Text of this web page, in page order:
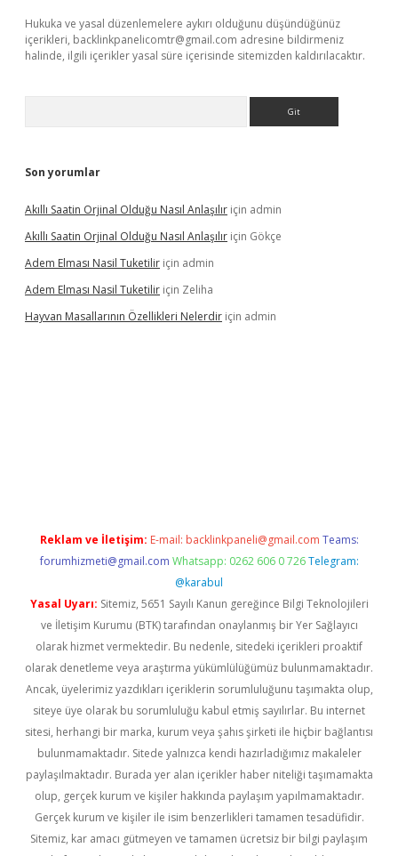
Hukuka ve yasal düzenlemelere aykırı olduğunu düşündüğünüz
içerikleri, backlinkpanelicomtr@gmail.com adresine bildirmeniz
halinde, ilgili içerikler yasal süre içerisinde sitemizden kaldırılacaktır.
Son yorumlar
Akıllı Saatin Orjinal Olduğu Nasıl Anlaşılır için admin
Akıllı Saatin Orjinal Olduğu Nasıl Anlaşılır için Gökçe
Adem Elması Nasil Tuketilir için admin
Adem Elması Nasil Tuketilir için Zeliha
Hayvan Masallarının Özellikleri Nelerdir için admin
Reklam ve İletişim: E-mail: backlinkpaneli@gmail.com Teams:
forumhizmeti@gmail.com Whatsapp: 0262 606 0 726 Telegram:
@karabul
Yasal Uyarı: Sitemiz, 5651 Sayılı Kanun gereğince Bilgi Teknolojileri
ve İletişim Kurumu (BTK) tarafından onaylanmış bir Yer Sağlayıcı
olarak hizmet vermektedir. Bu nedenle, sitedeki içerikleri proaktif
olarak denetleme veya araştırma yükümlülüğümüz bulunmamaktadır.
Ancak, üyelerimiz yazdıkları içeriklerin sorumluluğunu taşımakta olup,
siteye üye olarak bu sorumluluğu kabul etmiş sayılırlar. Bu internet
sitesi, herhangi bir marka, kurum veya şahıs şirketi ile hiçbir bağlantısı
bulunmamaktadır. Sitede yalnızca kendi hazırladığımız makaleler
paylaşılmaktadır. Burada yer alan içerikler haber niteliği taşımamakta
olup, gerçek kurum ve kişiler hakkında paylaşım yapılmamaktadır.
Gerçek kurum ve kişiler ile isim benzerlikleri tamamen tesadüfidir.
Sitemiz, kar amacı gütmeyen ve tamamen ücretsiz bir bilgi paylaşım